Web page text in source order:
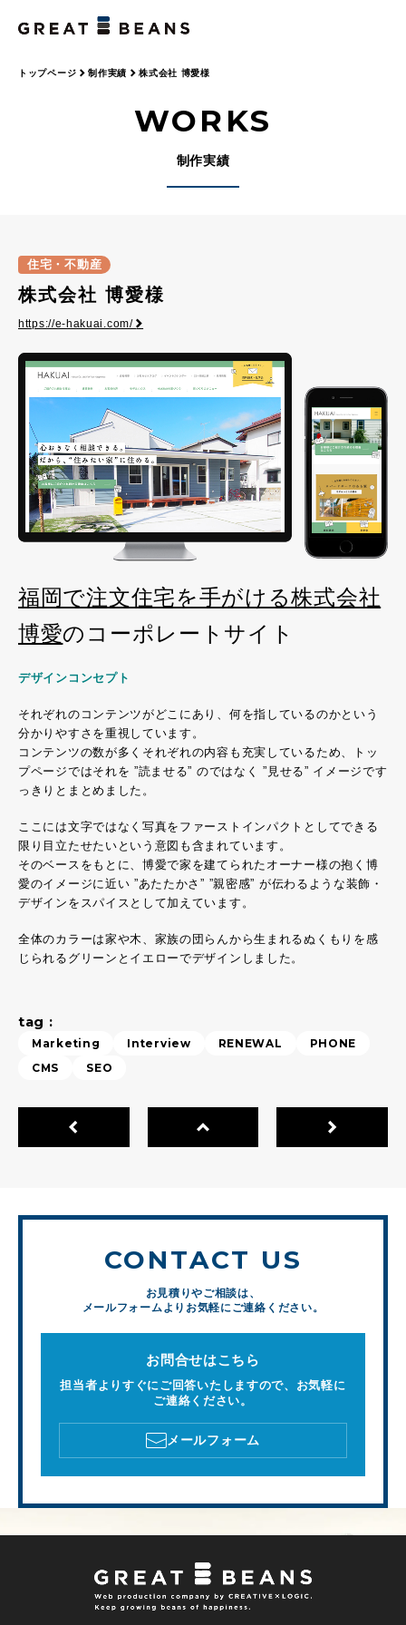
トップページ 制作実績 株式会社 博愛様
WORKS
制作実績
住宅・不動産
株式会社 博愛様
https://e-hakuai.com/
福岡で注文住宅を手がける株式会社
博愛のコーポレートサイト
デザインコンセプト
それぞれのコンテンツがどこにあり、何を指しているのかという
分かりやすさを重視しています。
コンテンツの数が多くそれぞれの内容も充実しているため、トッ
プページではそれを ”読ませる” のではなく ”見せる” イメージです
っきりとまとめました。
ここには文字ではなく写真をファーストインパクトとしてできる
限り目立たせたいという意図も含まれています。
そのベースをもとに、博愛で家を建てられたオーナー様の抱く博
愛のイメージに近い ”あたたかさ” ”親密感” が伝わるような装飾・
デザインをスパイスとして加えています。
全体のカラーは家や木、家族の団らんから生まれるぬくもりを感
じられるグリーンとイエローでデザインしました。
tag :
Marketing Interview RENEWAL
PHONE
CMS
SEO
CONTACT US
お見積りやご相談は、
メールフォームよりお気軽にご連絡ください。
お問合せはこちら
担当者よりすぐにご回答いたしますので、お気軽に
ご連絡ください。
メールフォーム